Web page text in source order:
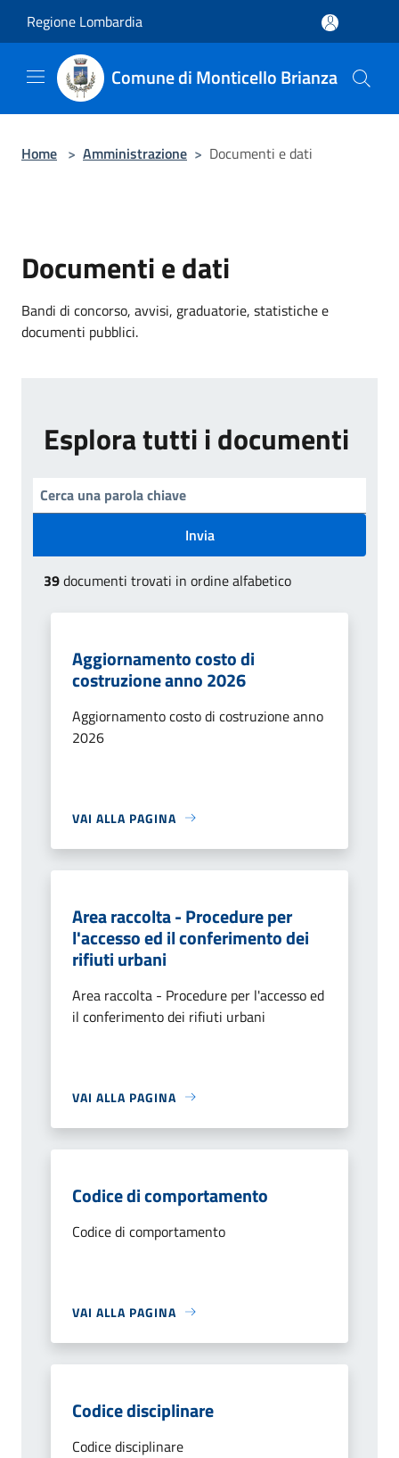
Regione Lombardia
Comune di Monticello Brianza
Home > Amministrazione > Documenti e dati
Documenti e dati
Bandi di concorso, avvisi, graduatorie, statistiche e
documenti pubblici.
Esplora tutti i documenti
Invia
39documenti trovati in ordine alfabetico
Aggiornamento costo di
costruzione anno 2026
Aggiornamento costo di costruzione anno
2026
VAI ALLA PAGINA
Area raccolta - Procedure per
l'accesso ed il conferimento dei
rifiuti urbani
Area raccolta - Procedure per l'accesso ed
il conferimento dei rifiuti urbani
VAI ALLA PAGINA
Codice di comportamento
Codice di comportamento
VAI ALLA PAGINA
Codice disciplinare
Codice disciplinare